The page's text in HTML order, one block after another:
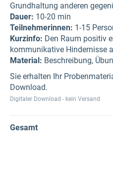
Grundhaltung anderen
Dauer: 10-20 min
Teilnehmerinnen: 1-15
Kurzinfo: Den Raum positiv
kommunikative Hindernisse
Material: Beschreibung,
Sie erhalten Ihr
Download.
Digitaler Download - kein Versand
Gesamt